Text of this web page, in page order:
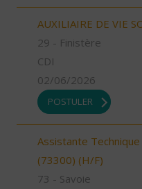
AUXILIAIRE DE VIE
29 - Finistère
CDI
02/06/2026
POSTULER
Assistante Technique
(73300) (H/F)
73 - Savoie